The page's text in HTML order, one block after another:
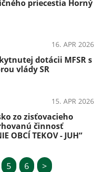
priecestia Horný
16. APR 2026
dotácii MFSR s
vlády SR
15. APR 2026
zo zisťovacieho
činnosť
OBCÍ TEKOV - JUH“
5 6 >